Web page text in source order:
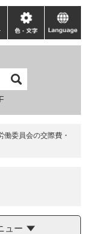
色・
文
language
働委員会の交際費・
ュー